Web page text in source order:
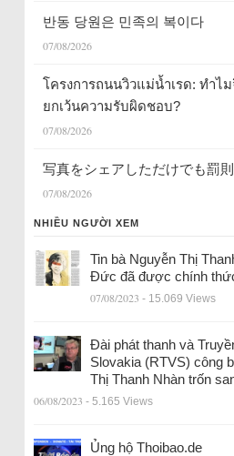
반동 당원은 민족의 복이다
07/08/2026
โครงการถนนวิวแม่น้ำเรด: ทำไ
ยกเว้นความรับผิดชอบ?
07/08/2026
写真をシェアしただけでも罰
07/08/2026
NHIỀU NGƯỜI XEM
Tin bà Nguyễn Thị
Đức đã được chính
07/08/2023 - 15.069 Views
Đài phát thanh và
Slovakia (RTVS) công
Thị Thanh Nhàn trốn
06/08/2023 - 5.165 Views
Ủng hộ Thoibao.de